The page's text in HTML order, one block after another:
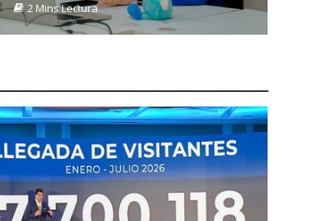
2 Mins Lectura